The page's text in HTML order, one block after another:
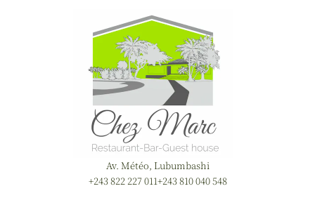
Av. Météo, Lubumbashi
+243 822 227 011+243 810 040 548